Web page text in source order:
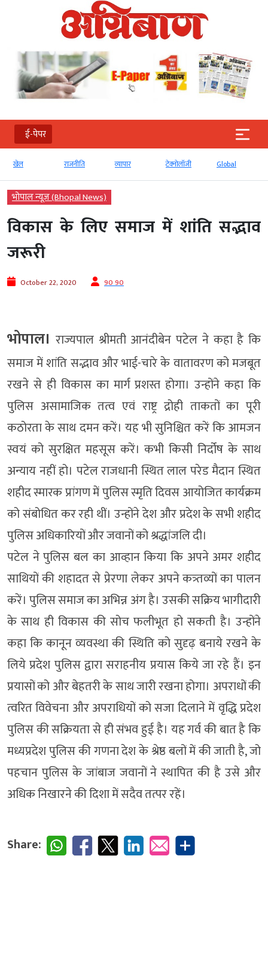
ई-पेपर
खेल राजनीति व्‍यापार टेक्‍नोलॉजी Global
भोपाल न्यूज़ (Bhopal News)
विकास के लिए समाज में शांति सद्भाव
जरूरी
October 22, 2020 90 90
भोपाल। राज्यपाल श्रीमती आनंदीबेन पटेल ने कहा है कि
समाज में शांति सद्भाव और भाई-चारे के वातावरण को मजबूत
रखने से ही विकास का मार्ग प्रशस्त होगा। उन्होंने कहा कि
पुलिस असामाजिक तत्व एवं राष्ट्र द्रोही ताकतों का पूरी
कठोरता के साथ दमन करें। यह भी सुनिश्चित करें कि आमजन
स्वयं को सुरक्षित महसूस करें। कभी किसी निर्दोष के साथ
अन्याय नहीं हो। पटेल राजधानी स्थित लाल परेड मैदान स्थित
शहीद स्मारक प्रांगण में पुलिस स्मृति दिवस आयोजित कार्यक्रम
को संबोधित कर रही थीं। उन्होंने देश और प्रदेश के सभी शहीद
पुलिस अधिकारियों और जवानों को श्रद्धांजलि दी।
पटेल ने पुलिस बल का आव्हान किया कि अपने अमर शहीद
साथियों की शहादत से प्रेरणा लेकर अपने कत्र्तव्यों का पालन
करें। पुलिस समाज का अभिन्न अंग है। उसकी सक्रिय भागीदारी
के साथ ही विकास की सोच फलीभूत हो सकती है। उन्होंने
कहा कि कानून व्यवस्था की स्थिति को सुदृढ़ बनाये रखने के
लिये प्रदेश पुलिस द्वारा सराहनीय प्रयास किये जा रहे हैं। इन
प्रयासों को और बेहतरी के साथ जारी रखना होगा। अपराधों की
त्वरित विवेचना और अपराधियों को सजा दिलाने में वृद्धि प्रदेश
पुलिस की सक्रियता से ही संभव हुई है। यह गर्व की बात है कि
मध्यप्रदेश पुलिस की गणना देश के श्रेष्ठ बलों में की जाती है, जो
पहचान पुलिस के जांबाज जवानों ने स्थापित की है उसे और
अधिक निखारने की दिशा में सदैव तत्पर रहें।
Share: